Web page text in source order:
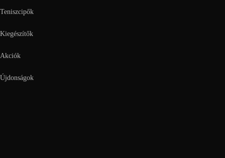
Teniszcipők
Kiegészítők
Akciók
Újdonságok